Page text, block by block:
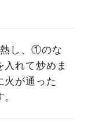
し、①のな
入れて炒めま
火が通った